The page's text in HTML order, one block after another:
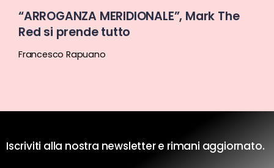
“ARROGANZA MERIDIONALE”, Mark The
Red si prende tutto
Francesco Rapuano
Iscriviti alla nostra newsletter e rimani aggiornato.